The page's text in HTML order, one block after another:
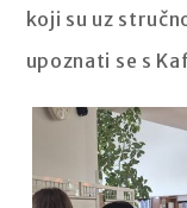
koji su uz
upoznati se s